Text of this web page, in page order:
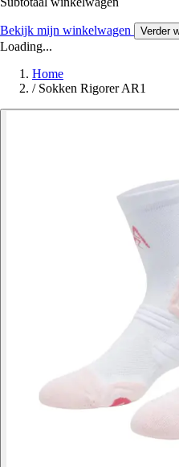
Bekijk mijn winkelwagen Verder
Loading...
Home
/ Sokken Rigorer AR1